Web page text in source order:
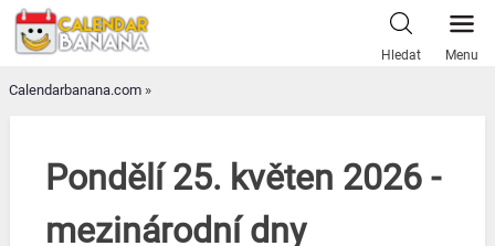
Skip
Hledat Menu
Calendarbanana.com »
Pondělí 25. květen 2026 -
mezinárodní dny